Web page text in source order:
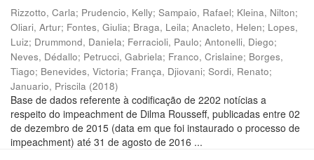
Rizzotto, Carla; Prudencio, Kelly; Sampaio, Rafael; Kleina, Nilton;
Oliari, Artur; Fontes, Giulia; Braga, Leila; Anacleto, Helen; Lopes,
Luiz; Drummond, Daniela; Ferracioli, Paulo; Antonelli, Diego;
Neves, Dédallo; Petrucci, Gabriela; Franco, Crislaine; Borges,
Tiago; Benevides, Victoria; França, Djiovani; Sordi, Renato;
Januario, Priscila (2018)
Base de dados referente à codificação de 2202 notícias a
respeito do impeachment de Dilma Rousseff, publicadas entre 02
de dezembro de 2015 (data em que foi instaurado o processo de
impeachment) até 31 de agosto de 2016 ...